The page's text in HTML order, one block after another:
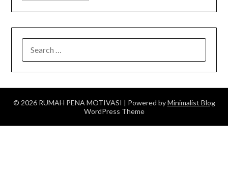
FOR:
© 2026 RUMAH PENA MOTIVASI | Powered byMinimalist Blog
WordPress Theme